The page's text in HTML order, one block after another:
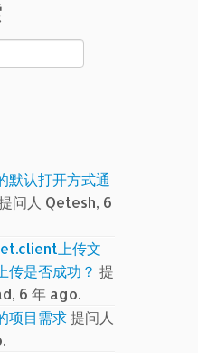
默认打开方式通
问人 Qetesh, 6
上传文
传是否成功？ 提
6 年 ago.
项目需求提问人